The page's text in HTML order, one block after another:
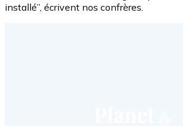
installé”, écrivent nos confrères.